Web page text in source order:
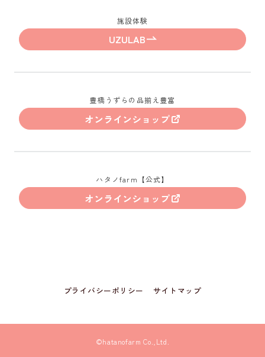
施設体験
UZULAB
豊橋うずらの品揃え豊富
オンラインショップ
ハタノfarm【公式】
オンラインショップ
プライバシーポリシー サイトマップ
©hatanofarm Co.,Ltd.